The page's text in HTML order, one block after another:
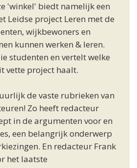
'winkel' biedt namelijk een
Leidse project Leren met de
wijkbewoners en
kunnen werken & leren.
studenten en vertelt welke
vette project haalt.
de vaste rubrieken van
Zo heeft redacteur
in de argumenten voor en
een belangrijk onderwerp
En redacteur Frank
het laatste